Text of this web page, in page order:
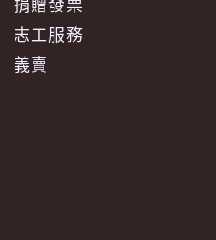
捐贈發票
志工服務
義賣